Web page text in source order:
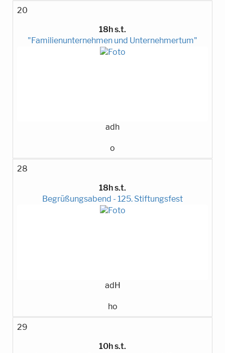
20
18h s.t.
"Familienunternehmen und Unternehmertum"
adh
o
28
18h s.t.
Begrüßungsabend - 125. Stiftungsfest
adH
ho
29
10h s.t.